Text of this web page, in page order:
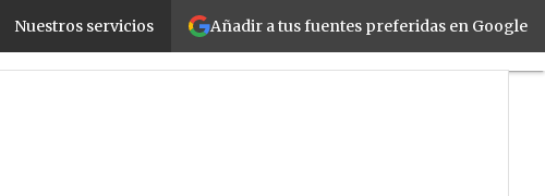
Añadir a tus fuentes preferidas en Google
Nuestros servicios
de la construcciónFabricantes
Mayoristas
TicPymes